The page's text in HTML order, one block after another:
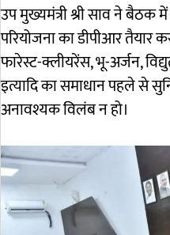
उप मुख्यमंत्री श्री साव ने बैठक
परियोजना का डीपीआर
फारेस्ट-क्लीयरेंस, भू-अर्जन,
इत्यादि का समाधान पहले से
अनावश्यक विलंब न हो।